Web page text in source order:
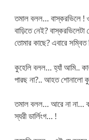
তমাল বলল… বাস্করভিলে
বাড়িতে নেই?
তোমার কাছে? এবারে
কুহেলি বলল… হ্যাঁ আমি..
পারছ না?.. আহত শোনালো
তমাল বলল… আরে না না…
স্যরী ডার্লিংগ… !